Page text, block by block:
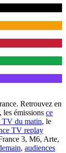
Retrouvez en
les émissions ce
TV du matin, le
TV replay
3, M6, Arte,
, audiences